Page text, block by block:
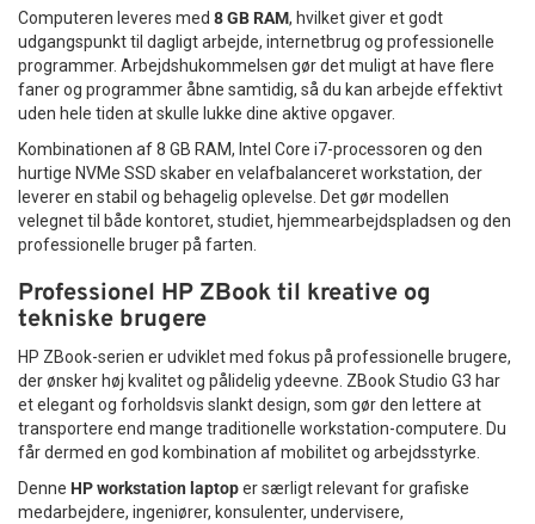
ergonomisk design og bred kompatibilitet gør det til et
oplagt valg for både private brugere og virksomheder.
Hvis du ønsker etkomfortabelt headset til computer, møder,
gaming og musik, er HT-HD212 et sikkert valg. Det giver dig
en stabil lydoplevelse, tydelig kommunikation og komfort –
alt sammen i ét praktisk headset.
Computeren leveres med 8 GB RAM, hvilket giver et godt
udgangspunkt til dagligt arbejde, internetbrug og professionelle
programmer. Arbejdshukommelsen gør det muligt at have flere
faner og programmer åbne samtidig, så du kan arbejde effektivt
uden hele tiden at skulle lukke dine aktive opgaver.
Kombinationen af 8 GB RAM, Intel Core i7-processoren og den
hurtige NVMe SSD skaber en velafbalanceret workstation, der
leverer en stabil og behagelig oplevelse. Det gør modellen
velegnet til både kontoret, studiet, hjemmearbejdspladsen og den
professionelle bruger på farten.
Professionel HP ZBook til kreative og
tekniske brugere
HP ZBook-serien er udviklet med fokus på professionelle brugere,
der ønsker høj kvalitet og pålidelig ydeevne. ZBook Studio G3 har
et elegant og forholdsvis slankt design, som gør den lettere at
transportere end mange traditionelle workstation-computere. Du
får dermed en god kombination af mobilitet og arbejdsstyrke.
Denne HP workstation laptoper særligt relevant for grafiske
medarbejdere, ingeniører, konsulenter, undervisere,